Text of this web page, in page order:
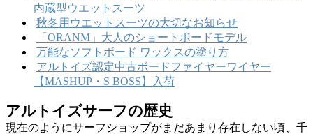
内蔵型ウエットスーツ
秋冬用ウエットスーツの大切なお知らせ
「ORANM」大人のショートボードモデル
万能なソフトボード ワックスの塗り方
アルトイズ認定中古ボードファイヤーワイヤー
【MASHUP・S BOSS】入荷
アルトイズサーフの歴史
現在のようにサーフショップがまだあまり存在しない頃、千